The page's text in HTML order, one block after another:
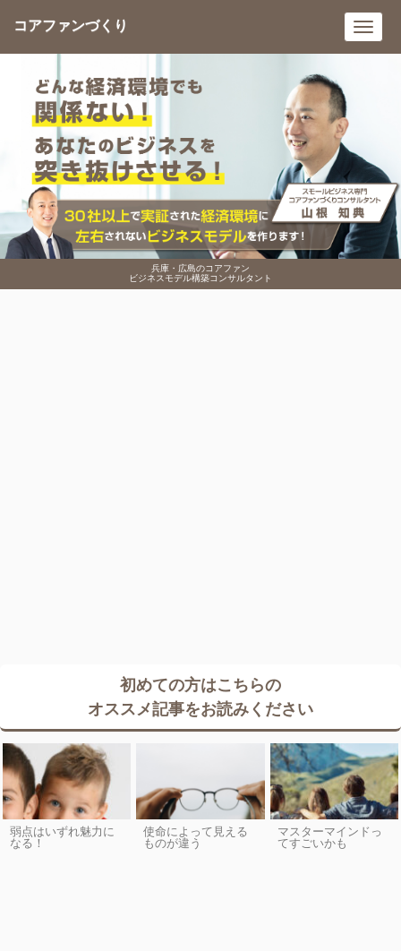
兵庫・広島のコアファン
ビジネスモデル構築コンサルタント
コアファンづくり
初めての方はこちらの
オススメ記事をお読みください
弱点はいずれ魅力に
なる！
使命によって見える
ものが違う
マスターマインドっ
てすごいかも